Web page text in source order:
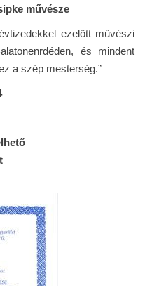
művésze
ezelőtt művészi
és mindent
a szép mesterség.”